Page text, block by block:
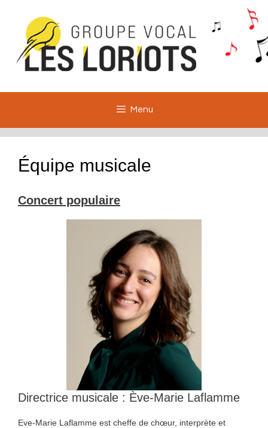
contenu
Menu
Équipe musicale
Concert populaire
Directrice musicale : Ève-Marie Laflamme
Eve-Marie Laflamme est cheffe de chœur, interprète et